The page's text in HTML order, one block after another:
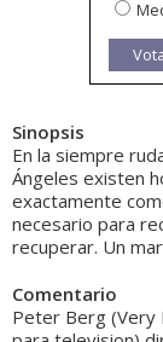
Sinopsis
En la siempre
Ángeles existen
exactamente
necesario para
recuperar. Un
Comentario
Peter Berg (Very